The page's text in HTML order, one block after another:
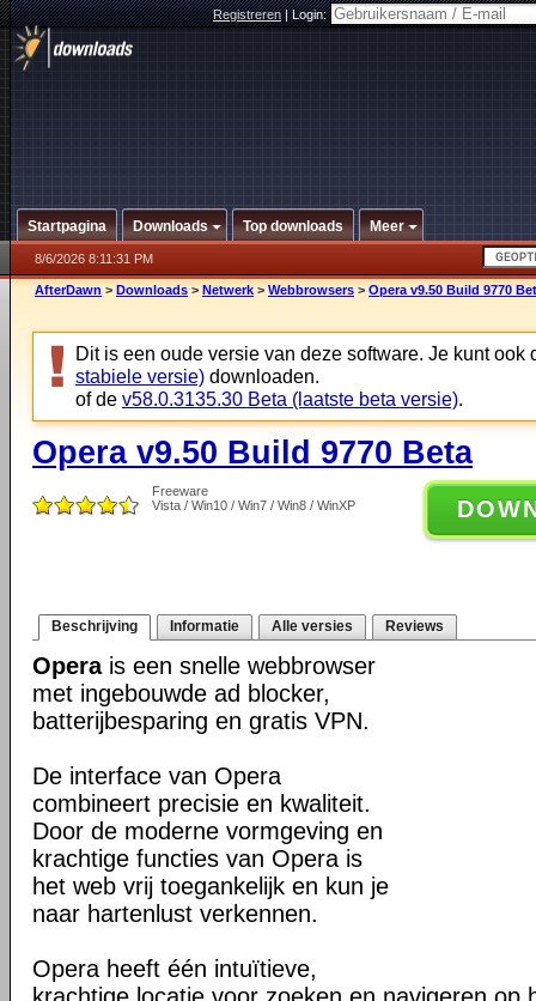
Registreren|Login:
Startpagina Downloads Top downloads Meer
8/6/2026 8:11:31 PM
AfterDawn > Downloads > Netwerk > Webbrowsers > Opera v9.50 Build 9770
Dit is een oude versie van deze software. Je kunt ook
stabiele versie) downloaden.
of de v58.0.3135.30 Beta (laatste beta versie).
Opera v9.50 Build 9770 Beta
Freeware
Vista / Win10 / Win7 / Win8 / WinXP
Beschrijving Informatie Alle versies Reviews
Operais een snelle webbrowser
met ingebouwde ad blocker,
batterijbesparing en gratis VPN.
De interface van Opera
combineert precisie en kwaliteit.
Door de moderne vormgeving en
krachtige functies van Opera is
het web vrij toegankelijk en kun je
naar hartenlust verkennen.
Opera heeft één intuïtieve,